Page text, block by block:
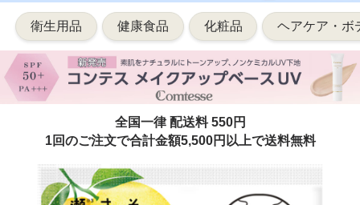
衛生用品 健康食品 化粧品 ヘアケア・ボ
全国一律 配送料 550円
1回のご注文で合計金額5,500円以上で送料無料